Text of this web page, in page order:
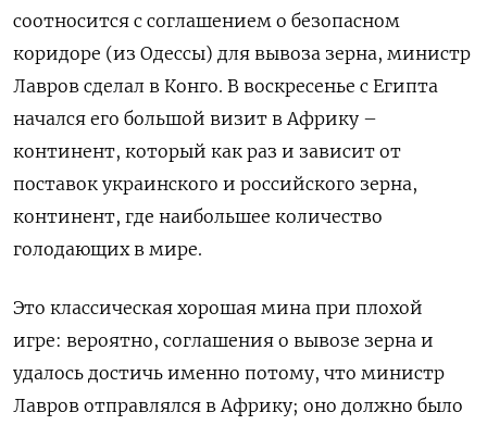
соотносится с соглашением о безопасном
коридоре (из Одессы) для вывоза зерна, министр
Лавров сделал в Конго. В воскресенье с Египта
начался его большой визит в Африку –
континент, который как раз и зависит от
поставок украинского и российского зерна,
континент, где наибольшее количество
голодающих в мире.
Это классическая хорошая мина при плохой
игре: вероятно, соглашения о вывозе зерна и
удалось достичь именно потому, что министр
Лавров отправлялся в Африку; оно должно было